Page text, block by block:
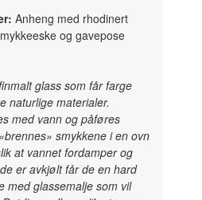
Anheng med rhodinert
og gavepose
glass som får farge
naturlige materialer.
med vann og påføres
smykkene i en ovn
at vannet fordamper og
er avkjølt får de en hard
med glassemalje som vil